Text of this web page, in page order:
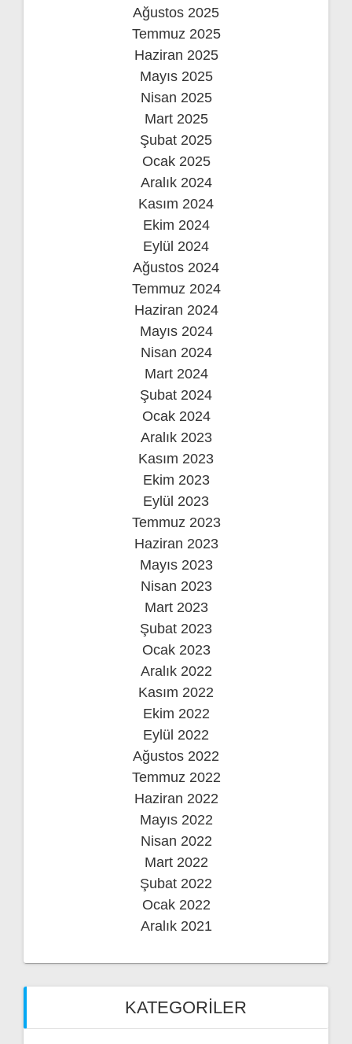
Ağustos 2025
Temmuz 2025
Haziran 2025
Mayıs 2025
Nisan 2025
Mart 2025
Şubat 2025
Ocak 2025
Aralık 2024
Kasım 2024
Ekim 2024
Eylül 2024
Ağustos 2024
Temmuz 2024
Haziran 2024
Mayıs 2024
Nisan 2024
Mart 2024
Şubat 2024
Ocak 2024
Aralık 2023
Kasım 2023
Ekim 2023
Eylül 2023
Temmuz 2023
Haziran 2023
Mayıs 2023
Nisan 2023
Mart 2023
Şubat 2023
Ocak 2023
Aralık 2022
Kasım 2022
Ekim 2022
Eylül 2022
Ağustos 2022
Temmuz 2022
Haziran 2022
Mayıs 2022
Nisan 2022
Mart 2022
Şubat 2022
Ocak 2022
Aralık 2021
KATEGORILER